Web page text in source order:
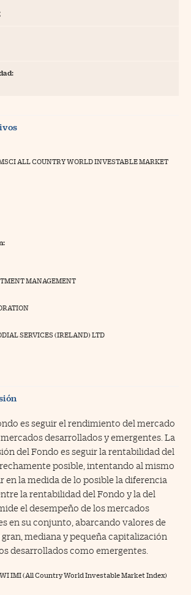
ALL COUNTRY WORLD INVESTABLE MARKET
MANAGEMENT
SERVICES (IRELAND) LTD
es seguir el rendimiento del mercado
desarrollados y emergentes. La
del Fondo es seguir la rentabilidad del
posible, intentando al mismo
la medida de lo posible la diferencia
la rentabilidad del Fondo y la del
el desempeño de los mercados
en su conjunto, abarcando valores de
mediana y pequeña capitalización
desarrollados como emergentes.
IMI (All Country World Investable Market Index)